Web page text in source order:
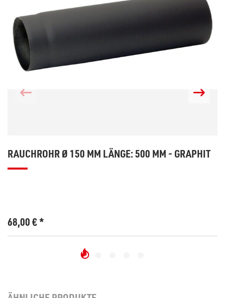
RAUCHROHR Ø 150 MM LÄNGE: 500 MM - GRAPHIT
68,00€*